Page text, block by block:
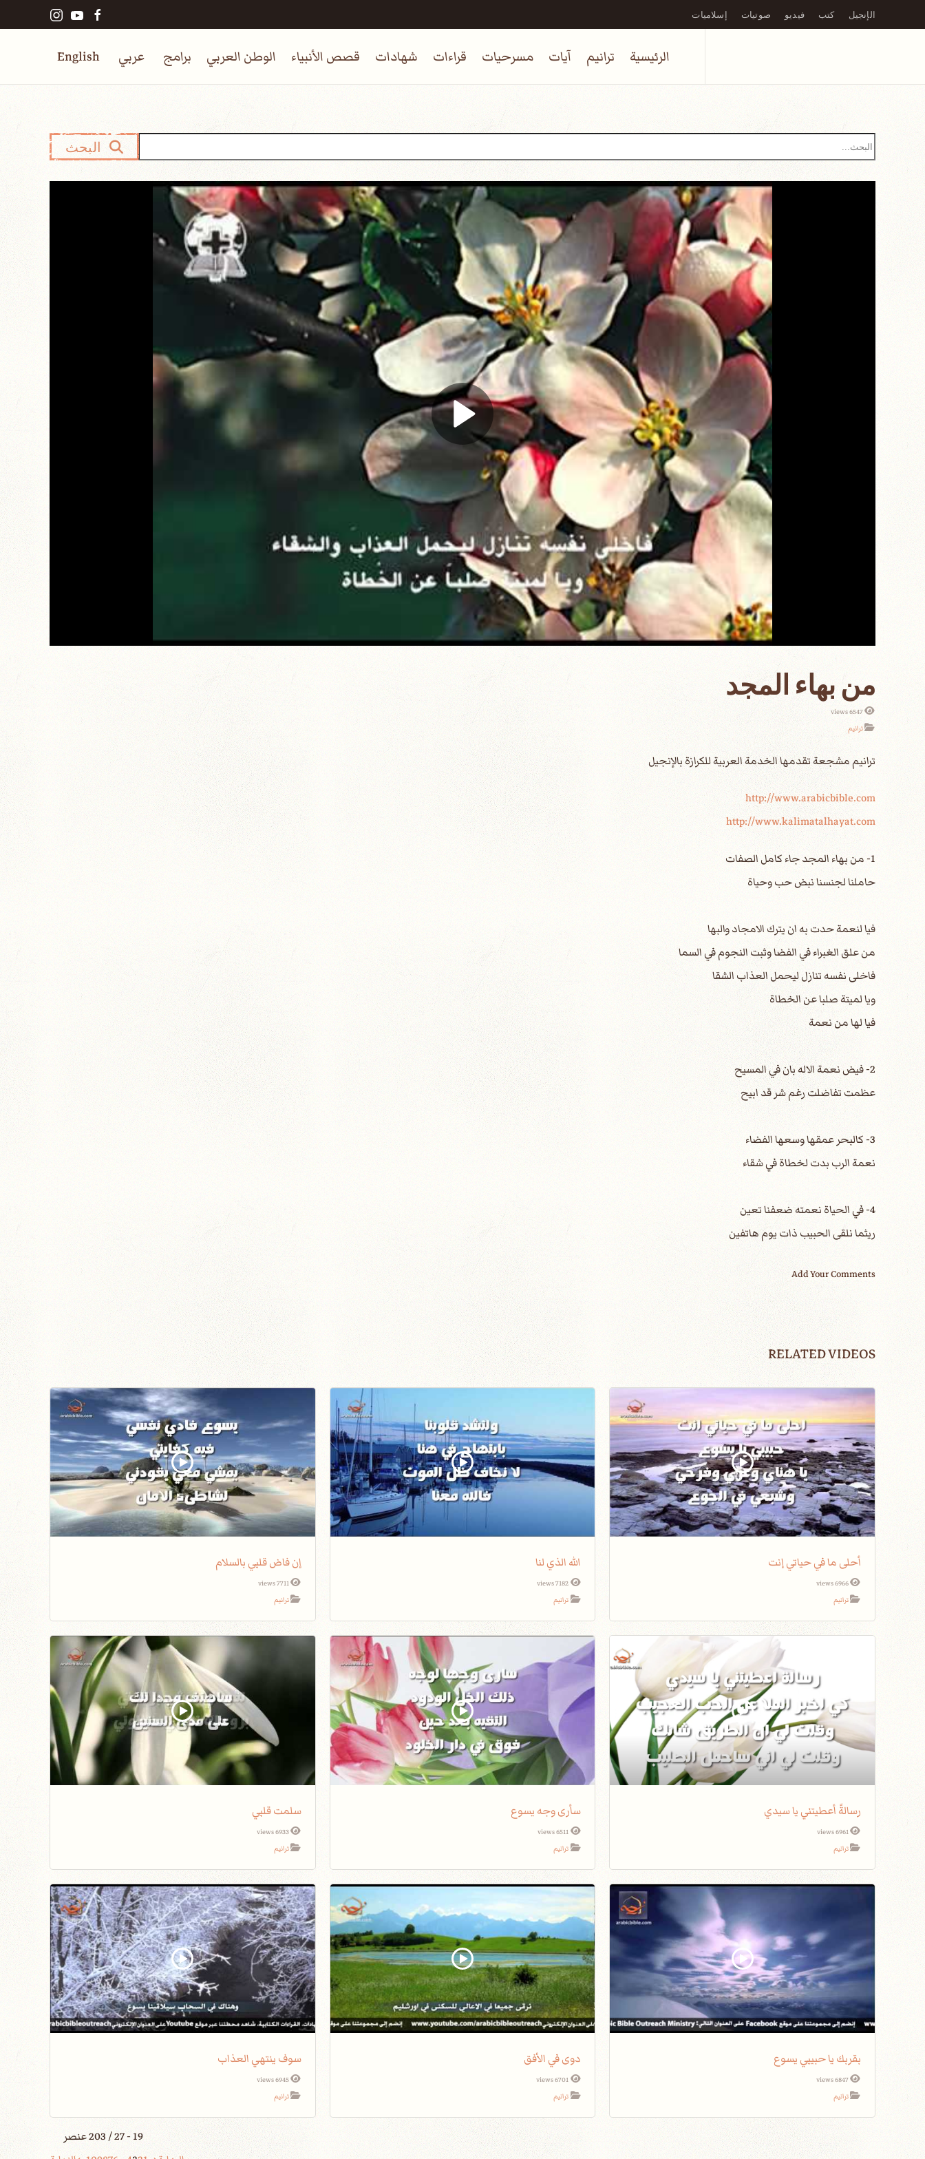
Skip to main content
الإنجيل كتب فيديو صوتيات إسلاميات
الرئيسية ترانيم آيات مسرحيات قراءات شهادات قصص الأنبياء الوطن العربي برامج عربي English
البحث
من بهاء المجد
6547 views
ترانيم
http://www.arabicbible.com
http://www.kalimatalhayat.com
1- من بهاء المجد جاء كامل الصفات
حاملنا لجنسنا نبض حب وحياة
فيا لنعمة حدت به ان يترك الامجاد والبها
من علق الغبراء في الفضا وثبت النجوم في السما
فاخلى نفسه تنازل ليحمل العذاب الشقا
ويا لميتة صلبا عن الخطاة
فيا لها من نعمة
2- فيض نعمة الاله بان في المسيح
عظمت تفاضلت رغم شر قد ابيح
3- كالبحر عمقها وسعها الفضاء
نعمة الرب بدت لخطاة في شقاء
4- في الحياة نعمته ضعفنا تعين
ريثما نلقى الحبيب ذات يوم هاتفين
Add Your Comments
RELATED VIDEOS
أحلى ما في حياتي إنت
6966 views
ترانيم
الله الذي لنا
ترانيم
إن فاض قلبي بالسلام
7711 views
ترانيم
رسالةً أعطيتني يا سيدي
6961 views
ترانيم
سأرى وجه يسوع
ترانيم
سلمت قلبي
6933 views
ترانيم
بقربك يا حبيبي يسوع
6847 views
ترانيم
دوى في الأفق
ترانيم
سوف ينتهي العذاب
6945 views
ترانيم
19 - 27 / 203 عنصر